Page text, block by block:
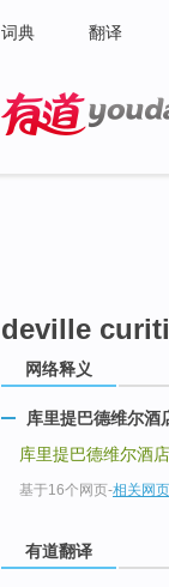
词典 翻译
deville
网络释义
库里提巴德维尔酒
库里提巴德维尔酒店
基于16个网页-相关网页
有道翻译